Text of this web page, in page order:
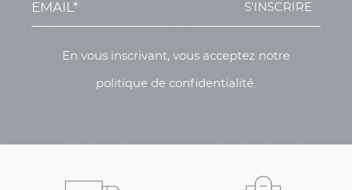
S'INSCRIRE
En vous inscrivant, vous acceptez notre
politique de confidentialité.